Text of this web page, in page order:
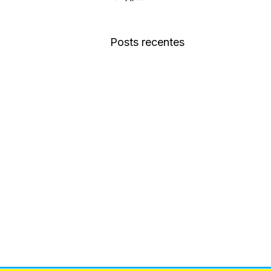
Posts recentes